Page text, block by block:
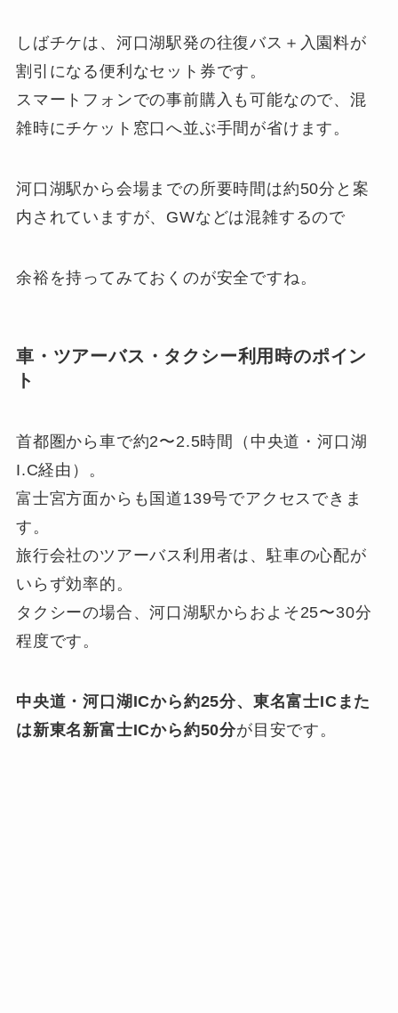
しばチケは、河口湖駅発の往復バス＋入園料が
割引になる便利なセット券です。
スマートフォンでの事前購入も可能なので、混
雑時にチケット窓口へ並ぶ手間が省けます。
河口湖駅から会場までの所要時間は約50分と案
内されていますが、GWなどは混雑するので
余裕を持ってみておくのが安全ですね。
車・ツアーバス・タクシー利用時のポイン
ト
首都圏から車で約2〜2.5時間（中央道・河口湖
I.C経由）。
富士宮方面からも国道139号でアクセスできま
す。
旅行会社のツアーバス利用者は、駐車の心配が
いらず効率的。
タクシーの場合、河口湖駅からおよそ25〜30分
程度です。
中央道・河口湖ICから約25分、東名富士ICまた
は新東名新富士ICから約50分が目安です。